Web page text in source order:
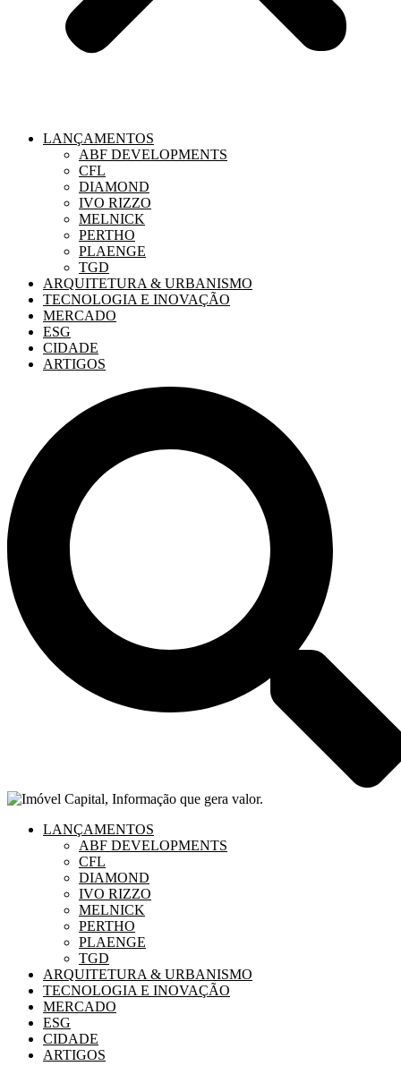
LANÇAMENTOS
ABF DEVELOPMENTS
CFL
DIAMOND
IVO RIZZO
MELNICK
PERTHO
PLAENGE
TGD
ARQUITETURA & URBANISMO
TECNOLOGIA E INOVAÇÃO
MERCADO
ESG
CIDADE
ARTIGOS
LANÇAMENTOS
ABF DEVELOPMENTS
CFL
DIAMOND
IVO RIZZO
MELNICK
PERTHO
PLAENGE
TGD
ARQUITETURA & URBANISMO
TECNOLOGIA E INOVAÇÃO
MERCADO
ESG
CIDADE
ARTIGOS